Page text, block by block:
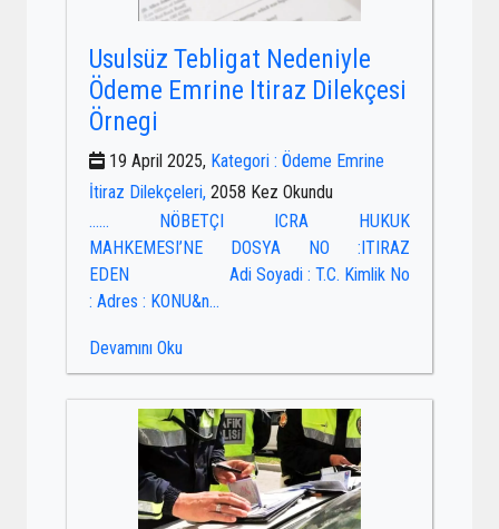
Usulsüz Tebligat Nedeniyle
Ödeme Emrine Itiraz Dilekçesi
Örnegi
19 April 2025, Kategori : Ödeme Emrine
İtiraz Dilekçeleri, 2058 Kez Okundu
…… NÖBETÇI ICRA HUKUK
MAHKEMESI’NE DOSYA NO :ITIRAZ
EDEN Adi Soyadi : T.C. Kimlik No
: Adres : KONU&n...
Devamını Oku